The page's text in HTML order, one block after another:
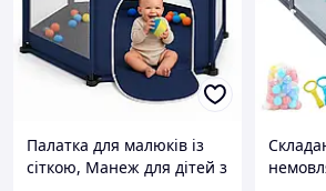
Палатка для малюків із
сіткою, Манеж для дітей з